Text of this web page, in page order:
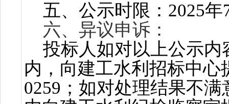
五、公示时限： 2025年
六、异议申诉：
投标人如对以上公示内
内，向建工水利招标中心
0259；如对处理结果不